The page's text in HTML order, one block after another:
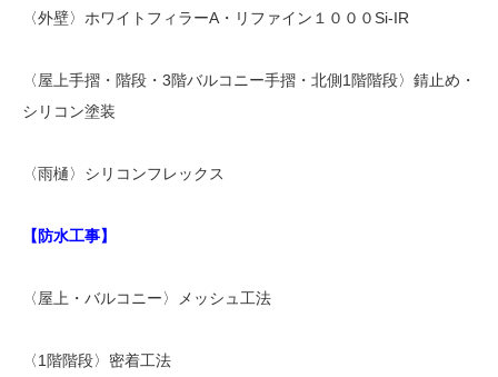
〈外壁〉ホワイトフィラーA・リファイン１０００Si-IR
〈屋上手摺・階段・3階バルコニー手摺・北側1階階段〉錆止め・
シリコン塗装
〈雨樋〉シリコンフレックス
【防水工事】
〈屋上・バルコニー〉メッシュ工法
〈1階階段〉密着工法